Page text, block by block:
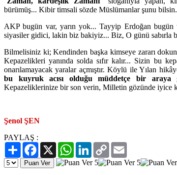
bürümüş... Kibir timsali sözde Müslümanlar şunu
AKP bugün var, yarın yok... Tayyip Erdoğan
siyasiler gidici, lakin biz bakiyiz... Biz, O günü sabırla
Bilmelisiniz ki; Kendinden başka kimseye zararı
Kepazelikleri yanında solda sıfır kalır... Sizin bu
onarılamayacak yaralar açmıştır. Köylü ile Yılan
bu kuyruk acısı olduğu müddetçe bir araya
Kepazeliklerinize bir son verin, Milletin gözünde iyice
Şenol ŞEN
PAYLAŞ :
PaylaşFacebook
X WhatsAppLinkedIn
Copy
Link